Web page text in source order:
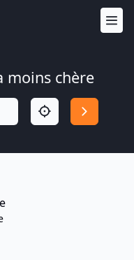
moins chère